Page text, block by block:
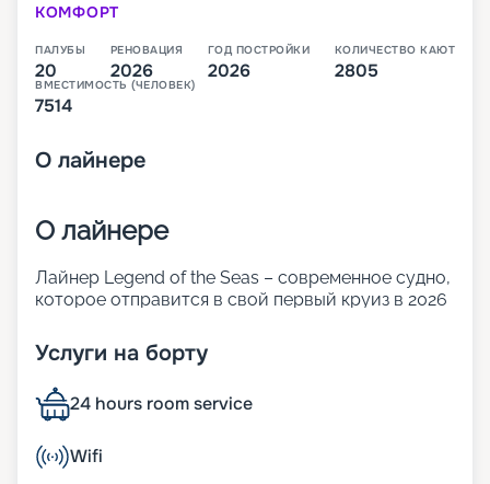
КОМФОРТ
ПАЛУБЫ
20
РЕНОВАЦИЯ
2026
ГОД ПОСТРОЙКИ
2026
КОЛИЧЕСТВО КАЮТ
2805
ВМЕСТИМОСТЬ (ЧЕЛОВЕК)
7514
О лайнере
О лайнере
Лайнер Legend of the Seas – современное судно,
которое отправится в свой первый круиз в 2026
превышает по размерам и показателям
комфорта корабли Oasis. 20 палуб лайнера
готовы предложить огромное количество
ресторанов и баров, развлечений для взрослых
классов.
В 2026 году лайнер отправится в свои первые
Услуги на борту
24 hours room service
Wifi